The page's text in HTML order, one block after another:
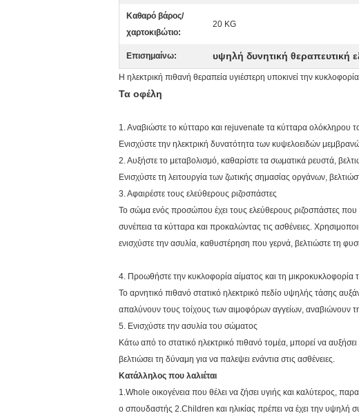
Καθαρό βάρος/
χαρτοκιβώτιο:
20 KG
Επισημαίνω: υψηλή δυνητική θεραπευτική
Η ηλεκτρική πιθανή θεραπεία υγιέστερη υποκινεί την
Τα οφέλη
1. Αναβιώστε το κύτταρο και rejuvenate τα κύτταρα ολόκληρου
Ενισχύστε την ηλεκτρική δυνατότητα των κυψελοειδών
2. Αυξήστε το μεταβολισμό, καθαρίστε τα σωματικά ρευστά,
Ενισχύστε τη λειτουργία των ζωτικής σημασίας οργάνων,
3. Αφαιρέστε τους ελεύθερους ριζοσπάστες
Το σώμα ενός προσώπου έχει τους ελεύθερους ριζοσπάστες που
συνέπεια τα κύτταρα και προκαλώντας τις ασθένειες.
ενισχύστε την ασυλία, καθυστέρηση που γερνά, βελτιώστε τη
4. Προωθήστε την κυκλοφορία αίματος και τη μικροκυκλοφορία
Το αρνητικό πιθανό στατικό ηλεκτρικό πεδίο υψηλής τάσης
απαλύνουν τους τοίχους των αιμοφόρων αγγείων, αναβιώνουν
5. Ενισχύστε την ασυλία του σώματος
Κάτω από το στατικό ηλεκτρικό πιθανό τομέα, μπορεί να
βελτιώσει τη δύναμη για να παλεψει ενάντια στις ασθένειες.
Κατάλληλος που λαλιέται
1.Whole οικογένεια που θέλει να ζήσει υγιής και καλύτερος,
ο σπουδαστής 2.Children και ηλικίας πρέπει να έχει την υψηλή